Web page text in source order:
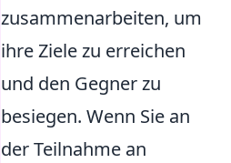
zusammenarbeiten, um
ihre Ziele zu erreichen
und den Gegner zu
besiegen. Wenn Sie an
der Teilnahme an